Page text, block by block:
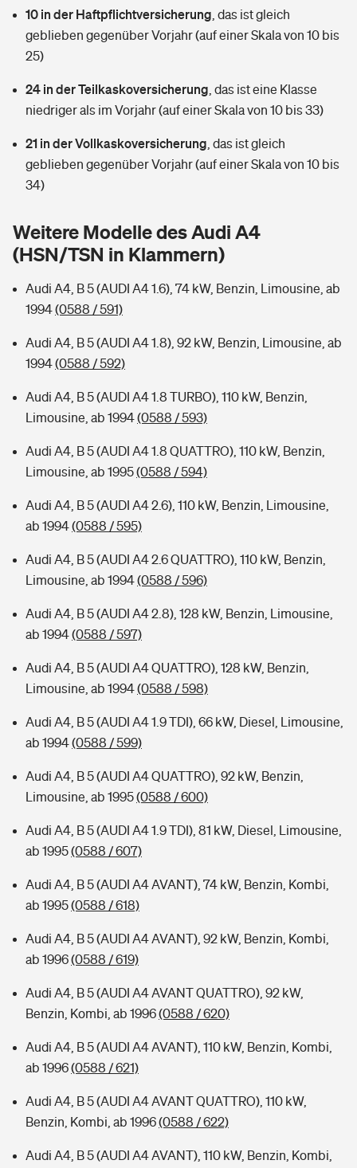
Wer versichert was: Jetzt Versicherer finden
Sie haben Fragen?
Mietkautionsversicherung
Restkreditversicherung
Tools
Hochwasser-Check: Wie gefährdet ist Ihr Haus?
Sie haben Fragen?
Kinderinvalidität
Hundehalter-Haftpflicht
Handyversicherung
Private Cyberversicherung
Zur Übersicht
Kinderunfall-Check: Mehr Sicherheit für deine Kids
Typklassen: So ist Ihr Auto eingestuft
Sie haben Fragen?
Tierkrankenversicherung
Zur Übersicht
Tools
Wer versichert was: Jetzt Versicherer finden
Rentenrechner: Wie viel Geld bekomme ich im Alter?
10 in der Haftpflichtversicherung das ist gleich
geblieben gegenüber Vorjahr (auf einer Skala von 10 bis
25)
24 in der Teilkaskoversicherung das ist eine Klasse
niedriger als im Vorjahr (auf einer Skala von 10 bis 33)
21 in der Vollkaskoversicherung das ist gleich
geblieben gegenüber Vorjahr (auf einer Skala von 10 bis
34)
Weitere Modelle des Audi A4
(HSN/TSN in Klammern)
Audi A4, B 5 (AUDI A4 1.6), 74 kW, Benzin, Limousine, ab
1994(0588 / 591)
Audi A4, B 5 (AUDI A4 1.8), 92 kW, Benzin, Limousine, ab
1994(0588 / 592)
Audi A4, B 5 (AUDI A4 1.8 TURBO), 110 kW, Benzin,
Limousine, ab 1994(0588 / 593)
Audi A4, B 5 (AUDI A4 1.8 QUATTRO), 110 kW, Benzin,
Limousine, ab 1995(0588 / 594)
Audi A4, B 5 (AUDI A4 2.6), 110 kW, Benzin, Limousine,
ab 1994(0588 / 595)
Audi A4, B 5 (AUDI A4 2.6 QUATTRO), 110 kW, Benzin,
Limousine, ab 1994(0588 / 596)
Audi A4, B 5 (AUDI A4 2.8), 128 kW, Benzin, Limousine,
ab 1994(0588 / 597)
Audi A4, B 5 (AUDI A4 QUATTRO), 128 kW, Benzin,
Limousine, ab 1994(0588 / 598)
Audi A4, B 5 (AUDI A4 1.9 TDI), 66 kW, Diesel, Limousine,
ab 1994(0588 / 599)
Audi A4, B 5 (AUDI A4 QUATTRO), 92 kW, Benzin,
Limousine, ab 1995(0588 / 600)
Audi A4, B 5 (AUDI A4 1.9 TDI), 81 kW, Diesel, Limousine,
ab 1995(0588 / 607)
Audi A4, B 5 (AUDI A4 AVANT), 74 kW, Benzin, Kombi,
ab 1995(0588 / 618)
Audi A4, B 5 (AUDI A4 AVANT), 92 kW, Benzin, Kombi,
ab 1996(0588 / 619)
Audi A4, B 5 (AUDI A4 AVANT QUATTRO), 92 kW,
Benzin, Kombi, ab 1996(0588 / 620)
Audi A4, B 5 (AUDI A4 AVANT), 110 kW, Benzin, Kombi,
ab 1996(0588 / 621)
Audi A4, B 5 (AUDI A4 AVANT QUATTRO), 110 kW,
Benzin, Kombi, ab 1996(0588 / 622)
Audi A4, B 5 (AUDI A4 AVANT), 110 kW, Benzin, Kombi,